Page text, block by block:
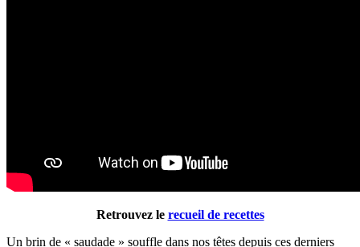
Retrouvez le recueil de recettes
Un brin de « saudade » souffle dans nos têtes depuis ces derniers